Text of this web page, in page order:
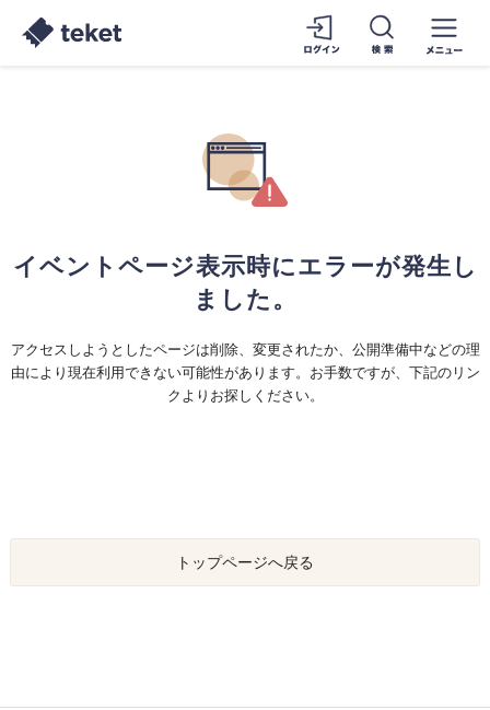
イベントページ表示時にエラーが発生し
ました。
アクセスしようとしたページは削除、変更されたか、公開準備中などの理
由により現在利用できない可能性があります。お手数ですが、下記のリン
クよりお探しください。
トップページへ戻る